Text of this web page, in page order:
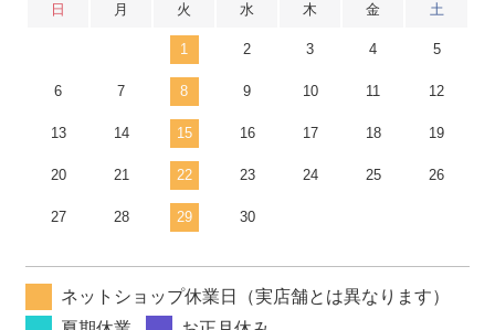
日 月 火 水 木 金 土
1 2 3 4 5
6 7 8 9 10 11 12
13 14 15 16 17 18 19
20 21 22 23 24 25 26
27 28 29 30
ネットショップ休業日（実店舗とは異なります）